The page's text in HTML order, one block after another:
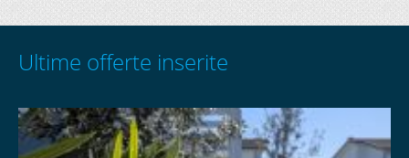
Ultime offerte inserite